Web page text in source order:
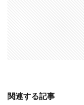
関連する記事